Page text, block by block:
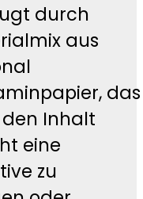
durch
aus
das
Inhalt
eine
zu